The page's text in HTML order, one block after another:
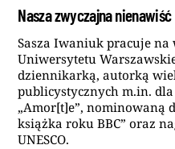
Nasza zwyczajna nienawiść
Sasza Iwaniuk pracuje
Uniwersytetu
dziennikarką, autorką
publicystycznych m.in. dla
„Amor[t]e”, nominowaną
książka roku BBC” oraz
UNESCO.